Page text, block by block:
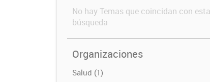
No hay Temas que coincidan con esta
búsqueda
Organizaciones
Salud (1)